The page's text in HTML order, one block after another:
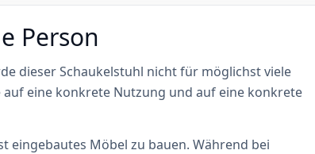
Person
dieser Schaukelstuhl nicht für möglichst viele
eine konkrete Nutzung und auf eine konkrete
eingebautes Möbel zu bauen. Während bei